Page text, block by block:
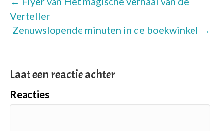
Verteller
Zenuwslopende minuten in de boekwinkel →
Laat een reactie achter
Reacties